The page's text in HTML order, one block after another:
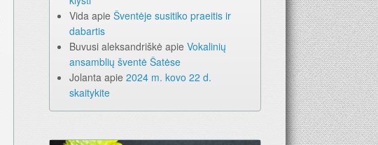
Vida apie Šventėje susitiko praeitis ir
dabartis
Buvusi aleksandriškė apie Vokalinių
ansamblių šventė Šatėse
Jolanta apie 2024 m. kovo 22 d.
skaitykite